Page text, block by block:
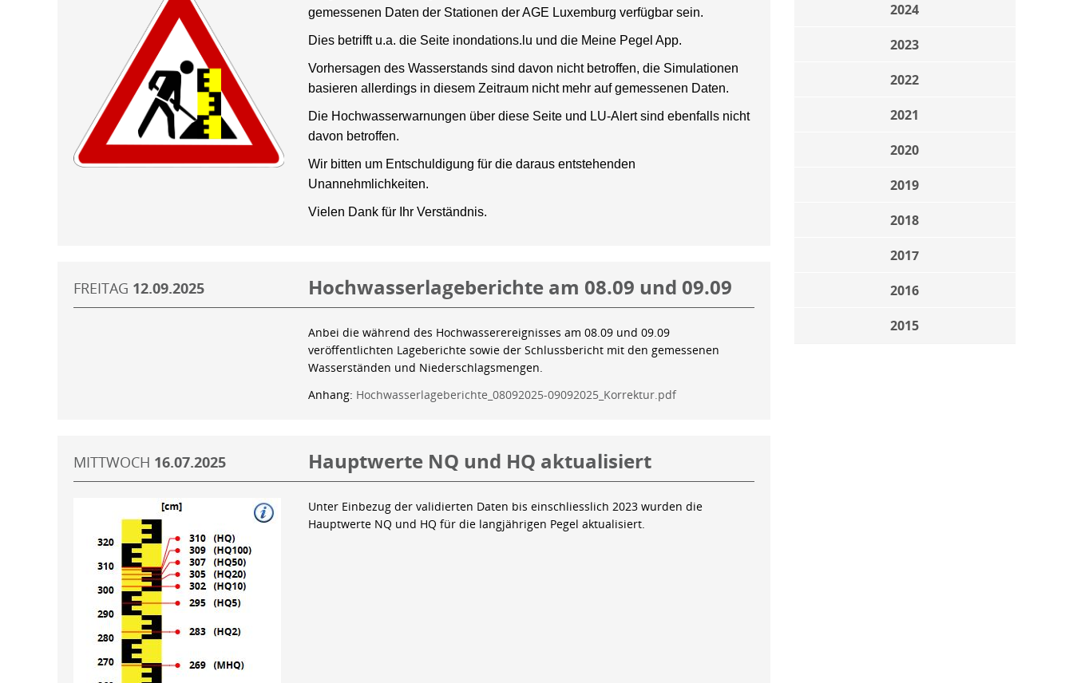
2024
2023
2022
2021
2020
2019
2018
2017
2016
2015
gemessenen Daten der Stationen der AGE Luxemburg verfügbar sein.
Dies betrifft u.a. die Seite inondations.lu und die Meine Pegel App.
Vorhersagen des Wasserstands sind davon nicht betroffen, die Simulationen
basieren allerdings in diesem Zeitraum nicht mehr auf gemessenen Daten.
Die Hochwasserwarnungen über diese Seite und LU-Alert sind ebenfalls nicht
davon betroffen.
Wir bitten um Entschuldigung für die daraus entstehenden
Unannehmlichkeiten.
Vielen Dank für Ihr Verständnis.
FREITAG 12.09.2025 Hochwasserlageberichte am 08.09 und 09.09
Anbei die während des Hochwasserereignisses am 08.09 und 09.09
veröffentlichten Lageberichte sowie der Schlussbericht mit den gemessenen
Wasserständen und Niederschlagsmengen.
Anhang: Hochwasserlageberichte_08092025-09092025_Korrektur.pdf
MITTWOCH 16.07.2025 Hauptwerte NQ und HQ aktualisiert
Unter Einbezug der validierten Daten bis einschliesslich 2023 wurden die
Hauptwerte NQ und HQ für die langjährigen Pegel aktualisiert.